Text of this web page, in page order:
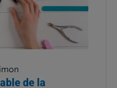
de la